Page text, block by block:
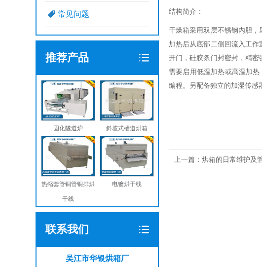
常见问题
推荐产品
固化隧道炉 斜坡式槽道烘箱
热缩套管铜管铜排烘
干线
电镀烘干线
联系我们
吴江市华银烘箱厂
结构简介：
干燥箱采用双层不锈钢内胆
加热后从底部二侧回流入工
开门，硅胶条门封密封，精密
需要启用低温加热或高温加
编程。另配备独立的加湿传感
上一篇： 烘箱的日常维护及